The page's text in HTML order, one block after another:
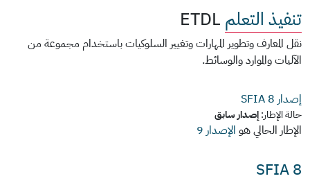
تنفيذ التعلم ETDL
نقل المعارف وتطوير المهارات وتغيير السلوكيات باستخدام مجموعة من
الآليات والموارد والوسائط.
إصدار SFIA 8
حالة الإطار:إصدار سابق
الإطار الحالي هو الإصدار 9
SFIA 8